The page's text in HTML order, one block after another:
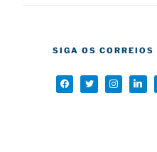
SIGA OS CORREIOS